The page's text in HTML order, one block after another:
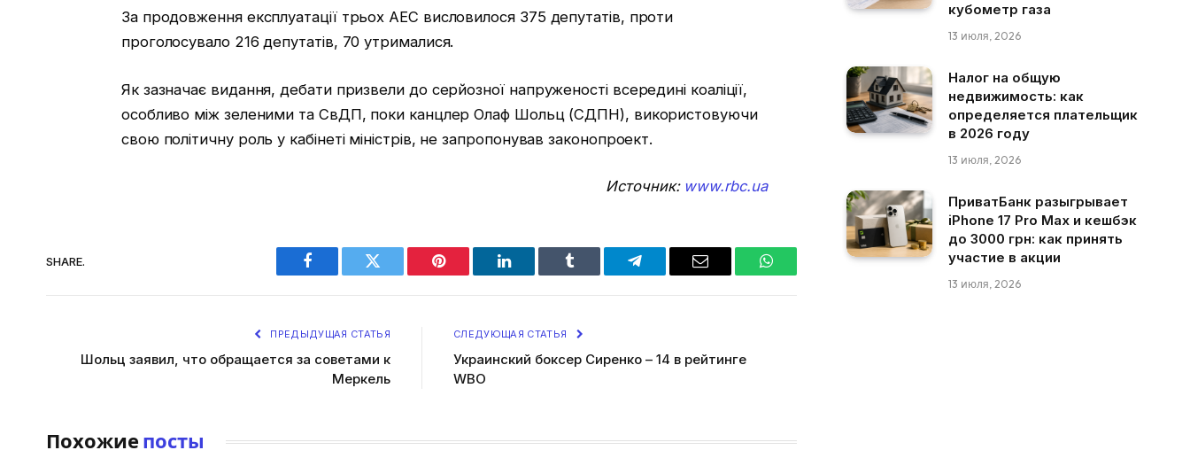
За продовження експлуатації трьох АЕС висловилося 375 депутатів, проти
проголосувало 216 депутатів, 70 утрималися.
Як зазначає видання, дебати призвели до серйозної напруженості всередині коаліції,
особливо між зеленими та СвДП, поки канцлер Олаф Шольц (СДПН), використовуючи
свою політичну роль у кабінеті міністрів, не запропонував законопроект.
Источник: www.rbc.ua
SHARE.
Facebook Twitter Pinterest LinkedIn Tumblr Telegram Email WhatsApp
ПРЕДЫДУЩАЯ СТАТЬЯ
Шольц заявил, что обращается за советами к
Меркель
СЛЕДУЮЩАЯ СТАТЬЯ
Украинский боксер Сиренко – 14 в рейтинге
WBO
Похожие посты
кубометр газа
13 июля, 2026
Налог на общую
недвижимость: как
определяется плательщик
в 2026 году
13 июля, 2026
ПриватБанк разыгрывает
iPhone 17 Pro Max и кешбэк
до 3000 грн: как принять
участие в акции
13 июля, 2026